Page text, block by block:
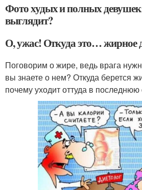
Фото худых и полных
выглядит?
О, ужас! Откуда это… жирное
Поговорим о жире, ведь врага
вы знаете о нем? Откуда берется
почему уходит оттуда в последнюю